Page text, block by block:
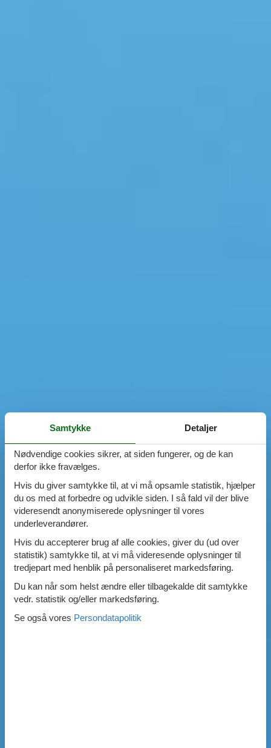
Samtykke Detaljer
Nødvendige cookies sikrer, at siden fungerer, og de kan
derfor ikke fravælges.
Hvis du giver samtykke til, at vi må opsamle statistik, hjælper
du os med at forbedre og udvikle siden. I så fald vil der blive
videresendt anonymiserede oplysninger til vores
underleverandører.
Hvis du accepterer brug af alle cookies, giver du (ud over
statistik) samtykke til, at vi må videresende oplysninger til
tredjepart med henblik på personaliseret markedsføring.
Du kan når som helst ændre eller tilbagekalde dit samtykke
vedr. statistik og/eller markedsføring.
Se også vores Persondatapolitik